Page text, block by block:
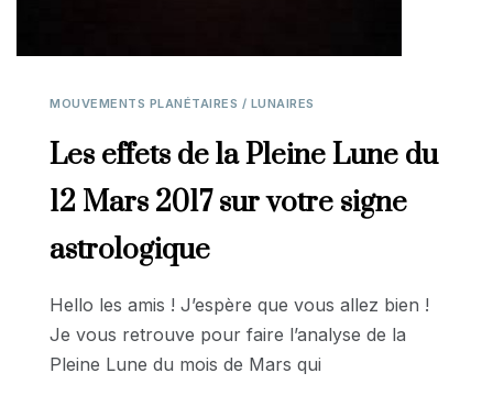
MOUVEMENTS PLANÉTAIRES / LUNAIRES
Les effets de la Pleine Lune du
12 Mars 2017 sur votre signe
astrologique
Hello les amis ! J’espère que vous allez bien !
Je vous retrouve pour faire l’analyse de la
Pleine Lune du mois de Mars qui